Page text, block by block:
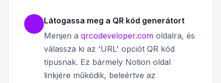
Látogassa meg a QR kód generátort
Menjen a qrcodeveloper.com oldalra, és
válassza ki az 'URL' opciót QR kód
típusnak. Ez bármely Notion oldal
linkjére működik, beleértve az